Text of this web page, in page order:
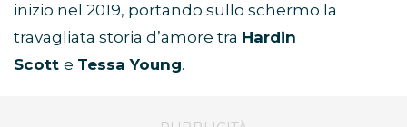
inizio nel 2019, portando sullo schermo la
travagliata storia d’amore tra Hardin
Scott e Tessa Young.